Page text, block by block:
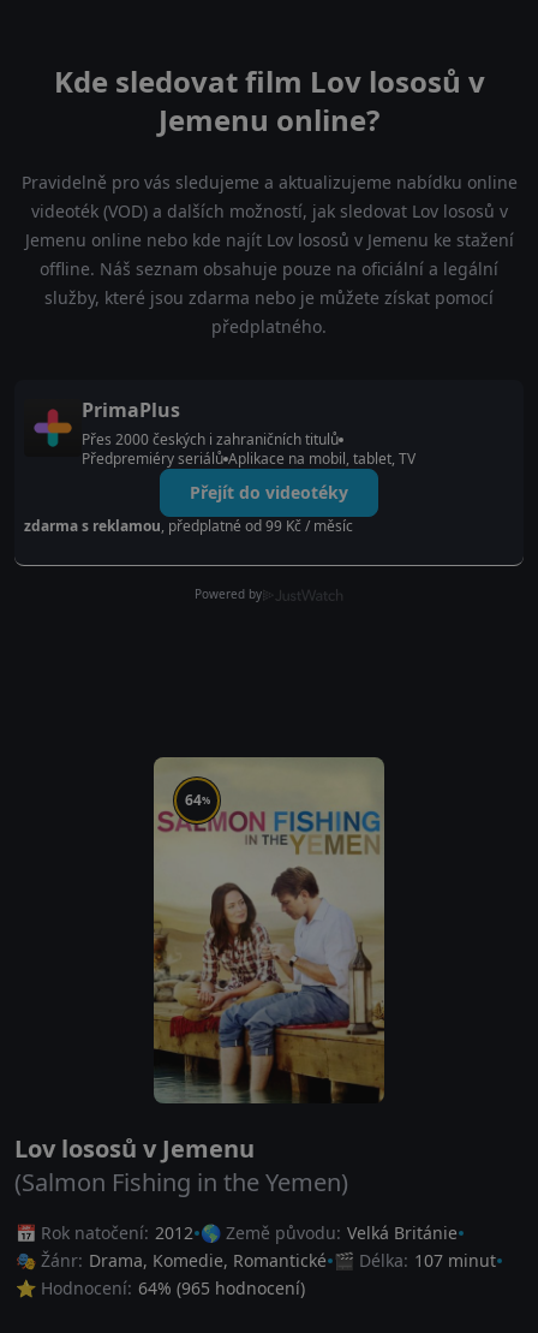
Kde sledovat film Lov lososů v
Jemenu online?
Pravidelně pro vás sledujeme a aktualizujeme nabídku online
videoték (VOD) a dalších možností, jak sledovat Lov lososů v
Jemenu online nebo kde najít Lov lososů v Jemenu ke stažení
offline. Náš seznam obsahuje pouze na oficiální a legální
služby, které jsou zdarma nebo je můžete získat pomocí
předplatného.
PrimaPlus
Přes 2000 českých i zahraničních titulů
Předpremiéry seriálů Aplikace na mobil, tablet, TV
Přejít do videotéky
zdarma s reklamou, předplatné od 99 Kč / měsíc
Powered by
64%
Lov lososů v Jemenu
(Salmon Fishing in the Yemen)
📅 Rok natočení: 2012 🌎 Země původu: Velká Británie
🎭 Žánr: Drama, Komedie, Romantické 🎬 Délka: 107 minut
⭐ Hodnocení: 64% (965 hodnocení)